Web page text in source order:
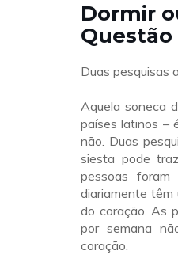
Dormir
Questão
Duas pesquisas
Aquela soneca
países latinos –
não. Duas
siesta pode
pessoas
diariamente têm
do coração. As
por semana
coração.